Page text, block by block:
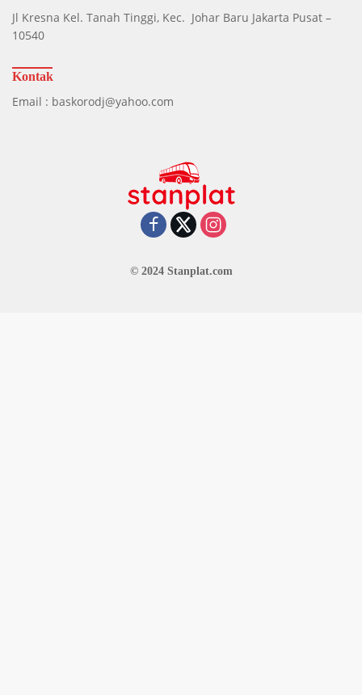
Jl Kresna Kel. Tanah Tinggi, Kec. Johar Baru Jakarta Pusat –
10540
Kontak
Email : baskorodj@yahoo.com
© 2024 Stanplat.com